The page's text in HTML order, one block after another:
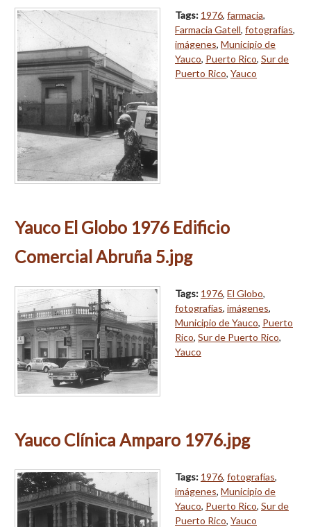
Tags: 1976, farmacia,
Farmacia Gatell, fotografías,
imágenes, Municipio de
Yauco, Puerto Rico, Sur de
Puerto Rico, Yauco
Yauco El Globo 1976 Edificio
Comercial Abruña 5.jpg
Tags: 1976, El Globo,
fotografías, imágenes,
Municipio de Yauco, Puerto
Rico, Sur de Puerto Rico,
Yauco
Yauco Clínica Amparo 1976.jpg
Tags: 1976, fotografías,
imágenes, Municipio de
Yauco, Puerto Rico, Sur de
Puerto Rico, Yauco